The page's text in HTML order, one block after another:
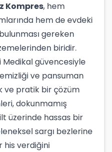
Kompres, hem
hem de evdeki
gereken
biridir.
güvencesiyle
ve pansuman
ve pratik bir çözüm
dokunmamış
üzerinde hassas bir
sargı bezlerine
his verdiğini